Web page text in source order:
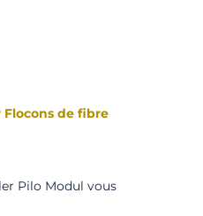
Flocons de fibre
Pilo Modul vous